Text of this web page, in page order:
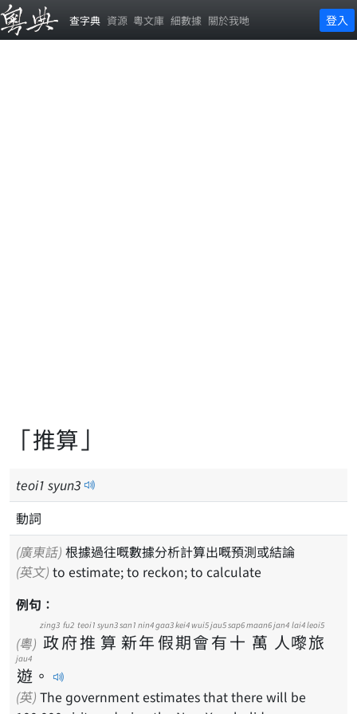
查字典 資源 粵文庫 細數據 關於我哋 登入
「推算」
teoi1 syun3
動詞
(廣東話) 根據過往嘅數據分析計算出嘅預測或結論
(英文) to estimate; to reckon; to calculate
例句：
(粵) 政
zing3
府
fu2
推
teoi1
算
syun3
新
san1
年
nin4
假
gaa3
期
kei4
會
wui5
有
jau5
十
sap6
萬
maan6
人
jan4
嚟
lai4
旅
leoi5
遊
jau4
。
(英) The government estimates that there will be